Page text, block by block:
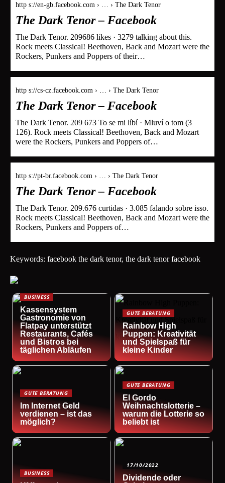
http s://en-gb.facebook.com › … › The Dark Tenor
The Dark Tenor – Facebook
The Dark Tenor. 209686 likes · 3279 talking about this.
Rock meets Classical! Beethoven, Back and Mozart were the
Rockers, Punkers and Poppers of their…
http s://cs-cz.facebook.com › … › The Dark Tenor
The Dark Tenor – Facebook
The Dark Tenor. 209 673 To se mi líbí · Mluví o tom (3
126). Rock meets Classical! Beethoven, Back and Mozart
were the Rockers, Punkers and Poppers of…
http s://pt-br.facebook.com › … › The Dark Tenor
The Dark Tenor – Facebook
The Dark Tenor. 209.676 curtidas · 3.085 falando sobre isso.
Rock meets Classical! Beethoven, Back and Mozart were the
Rockers, Punkers and Poppers of…
Keywords: facebook the dark tenor, the dark tenor facebook
BUSINESS
Kassensystem
Gastronomie von
Flatpay unterstützt
Restaurants, Cafés
und Bistros bei
täglichen Abläufen
GUTE BERATUNG
Rainbow High
Puppen: Kreativität
und Spielspaß für
kleine Kinder
GUTE BERATUNG
Im Internet Geld
verdienen – ist das
möglich?
GUTE BERATUNG
El Gordo
Weihnachtslotterie –
warum die Lotterie so
beliebt ist
BUSINESS
17/10/2022
Dividende oder